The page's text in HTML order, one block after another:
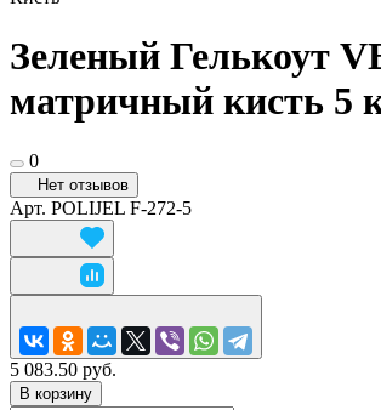
Зеленый Гелькоут
матричный кисть 5
0
Нет отзывов
Арт. POLIJEL F-272-5
5 083.50 руб.
В корзину